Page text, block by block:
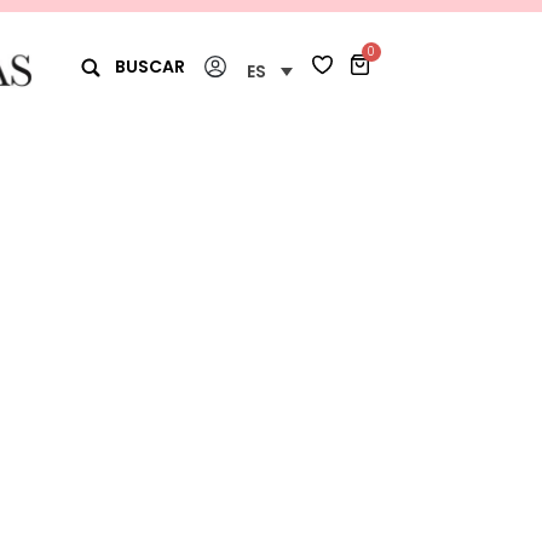
BUSCAR ES
0